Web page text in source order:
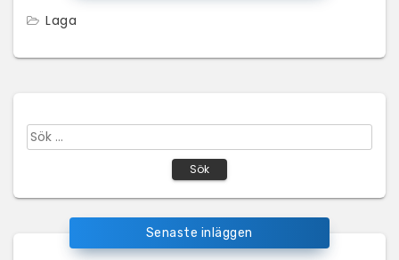
Laga
Sök
efter:
Senaste inläggen